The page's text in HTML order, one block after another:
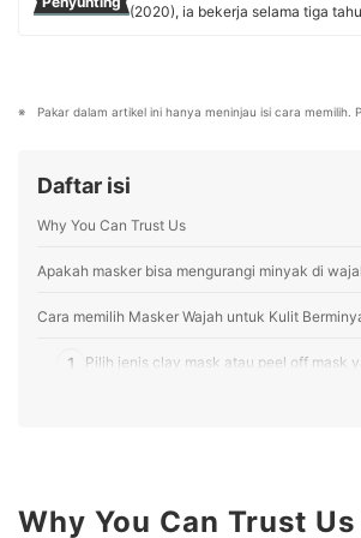
(2020), ia bekerja selama tiga
Pakar dalam artikel ini hanya meninjau isi cara memilih.
Daftar isi
Why You Can Trust Us
Apakah masker bisa mengurangi minyak di
Cara memilih Masker Wajah untuk Kulit
1 Pilih jenis clay mask atau peel off mask
Peringkat Masker Wajah untuk Kulit Berminyak
Why You Can Trust Us